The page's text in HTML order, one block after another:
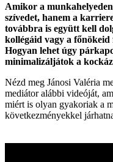
Amikor a munkahelyeden
szívedet, hanem a
továbbra is együtt kell
kollégáid vagy a
Hogyan lehet úgy
minimalizáljátok a
Nézd meg Jánosi Valéria
mediátor alábbi videóját,
miért is olyan gyakoriak a
következményekkel